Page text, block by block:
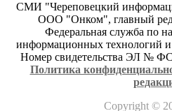
СМИ "Череповецкий
ООО "Онком", главный
Федеральная служба по
информационных технологий
Номер свидетельства ЭЛ № ФС
Политика
Copyright©